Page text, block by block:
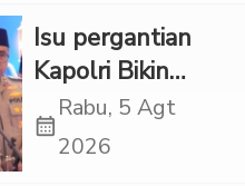
Minta Negara
Melindungi
Korban
Isu pergantian
Kapolri Bikin
Panas, JMP Puji
Respons Jenderal
calendar_month
Rabu, 5 Agt
2026